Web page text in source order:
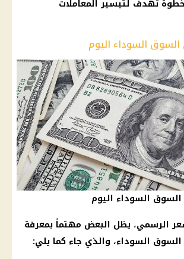
في خطوة تهدف لتيسير المعاملات
السوداء اليوم
السوداء اليوم
الرسمي، يظل البعض مهتماً بمعرفة
السوداء، والذي جاء كما يلي: